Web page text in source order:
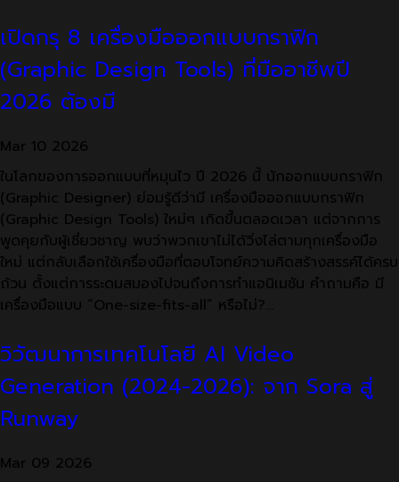
เปิดกรุ 8 เครื่องมือออกแบบกราฟิก
(Graphic Design Tools) ที่มืออาชีพปี
2026 ต้องมี
Mar 10 2026
ในโลกของการออกแบบที่หมุนไว ปี 2026 นี้ นักออกแบบกราฟิก
(Graphic Designer) ย่อมรู้ดีว่ามี เครื่องมือออกแบบกราฟิก
(Graphic Design Tools) ใหม่ๆ เกิดขึ้นตลอดเวลา แต่จากการ
พูดคุยกับผู้เชี่ยวชาญ พบว่าพวกเขาไม่ได้วิ่งไล่ตามทุกเครื่องมือ
ใหม่ แต่กลับเลือกใช้เครื่องมือที่ตอบโจทย์ความคิดสร้างสรรค์ได้ครบ
ถ้วน ตั้งแต่การระดมสมองไปจนถึงการทำแอนิเมชัน คำถามคือ มี
เครื่องมือแบบ “One-size-fits-all” หรือไม่?…
วิวัฒนาการเทคโนโลยี AI Video
Generation (2024-2026): จาก Sora สู่
Runway
Mar 09 2026